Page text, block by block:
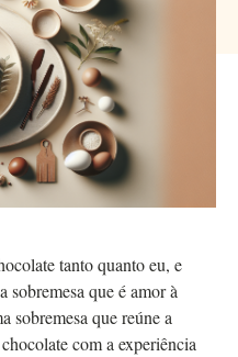
tanto quanto eu, e
sobremesa que é amor à
sobremesa que reúne a
com a experiência